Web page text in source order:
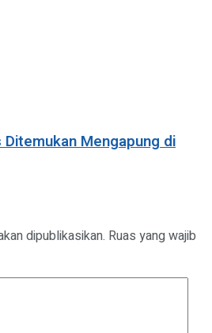
Mengapung di
dipublikasikan. Ruas yang wajib